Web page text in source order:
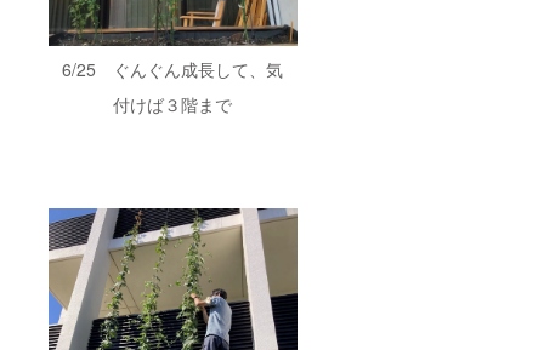
6/25 ぐんぐん成長して、気
付けば３階まで